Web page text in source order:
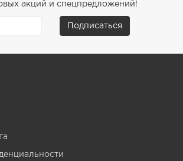
акций и спецпредложений!
Подписаться